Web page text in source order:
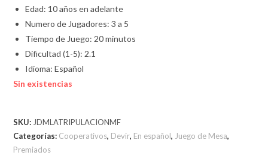
Edad: 10 años en adelante
Numero de Jugadores: 3 a 5
Tiempo de Juego: 20 minutos
Dificultad (1-5): 2.1
Idioma: Español
Sin existencias
SKU: JDMLATRIPULACIONMF
Categorías: Cooperativos, Devir, En español, Juego de Mesa,
Premiados